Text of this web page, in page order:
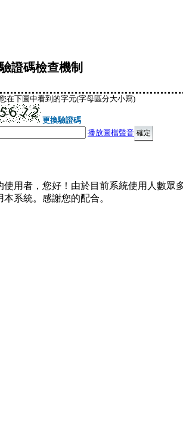
驗證碼檢查機制
在下圖中看到的字元(字母區分大小寫)
更換驗證碼
播放圖檔聲音
使用者，您好！由於目前系統使用人數眾
本系統。感謝您的配合。